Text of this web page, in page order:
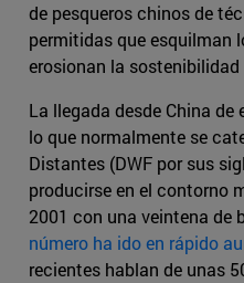
de pesqueros chinos de
permitidas que esquilman
erosionan la sostenibilidad
La llegada desde China
lo que normalmente se
Distantes (DWF por sus
producirse en el contorno
2001 con una veintena de
número ha ido en rápido
recientes hablan de unas